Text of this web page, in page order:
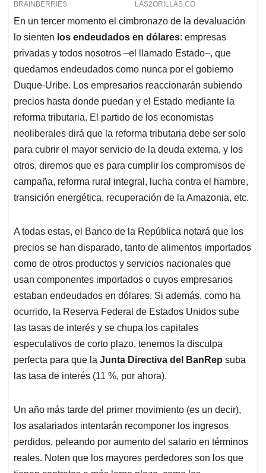
En un tercer momento el cimbronazo de la devaluación
lo sienten los endeudados en dólares: empresas
privadas y todos nosotros –el llamado Estado–, que
quedamos endeudados como nunca por el gobierno
Duque-Uribe. Los empresarios reaccionarán subiendo
precios hasta donde puedan y el Estado mediante la
reforma tributaria. El partido de los economistas
neoliberales dirá que la reforma tributaria debe ser solo
para cubrir el mayor servicio de la deuda externa, y los
otros, diremos que es para cumplir los compromisos de
campaña, reforma rural integral, lucha contra el hambre,
transición energética, recuperación de la Amazonia, etc.
A todas estas, el Banco de la República notará que los
precios se han disparado, tanto de alimentos importados
como de otros productos y servicios nacionales que
usan componentes importados o cuyos empresarios
estaban endeudados en dólares. Si además, como ha
ocurrido, la Reserva Federal de Estados Unidos sube
las tasas de interés y se chupa los capitales
especulativos de corto plazo, tenemos la disculpa
perfecta para que la Junta Directiva del BanRep suba
las tasa de interés (11 %, por ahora).
Un año más tarde del primer movimiento (es un decir),
los asalariados intentarán recomponer los ingresos
perdidos, peleando por aumento del salario en términos
reales. Noten que los mayores perdedores son los que